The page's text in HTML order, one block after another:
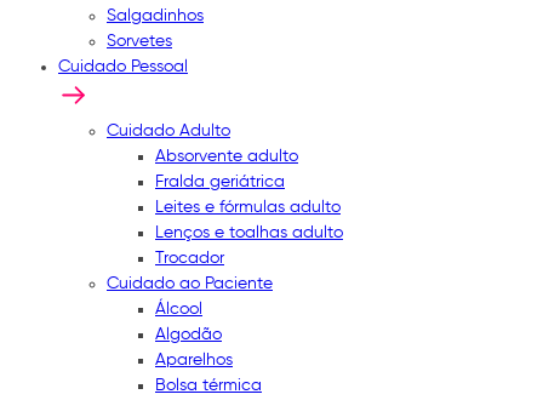
Salgadinhos
Sorvetes
Cuidado Pessoal
Cuidado Adulto
Absorvente adulto
Fralda geriátrica
Leites e fórmulas adulto
Lenços e toalhas adulto
Trocador
Cuidado ao Paciente
Álcool
Algodão
Aparelhos
Bolsa térmica